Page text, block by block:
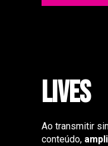
LIVES
Ao transmitir
conteúdo,